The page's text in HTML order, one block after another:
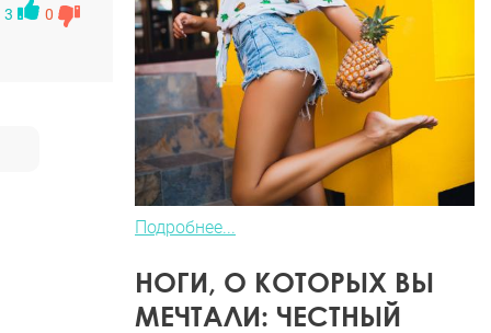
3 0
Подробнее...
НОГИ, О КОТОРЫХ ВЫ
МЕЧТАЛИ: ЧЕСТНЫЙ